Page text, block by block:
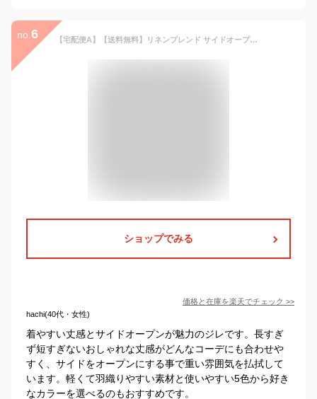
no. 6 【宅配便A】【送料無料】リネンブレンド サイドオープン ジレ レディース ブレザーベスト ショート丈 テイラード オーバーサイズ レーヨン 麻 羽織り 春 夏 秋 冬【メール便NG】
ショップでみる
価格と在庫を楽天でチェック >>
hachi(40代・女性)
着やすい丈感とサイドオープンが魅力のジレです。長すぎ
ず短すぎないおしゃれな丈感がどんなコーデにも合わせや
すく、サイドをオープンにする事で重い雰囲気を払拭して
います。軽くて羽織りやすい素材と使いやすい5色から好き
なカラーを選べるのもおすすめです。